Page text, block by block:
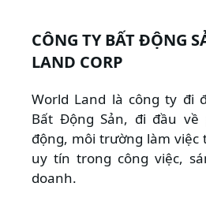
CÔNG TY BẤT ĐỘNG
LAND CORP
World Land là công ty đi
Bất Động Sản, đi đầu về
động, môi trường làm việc
uy tín trong công việc,
doanh.